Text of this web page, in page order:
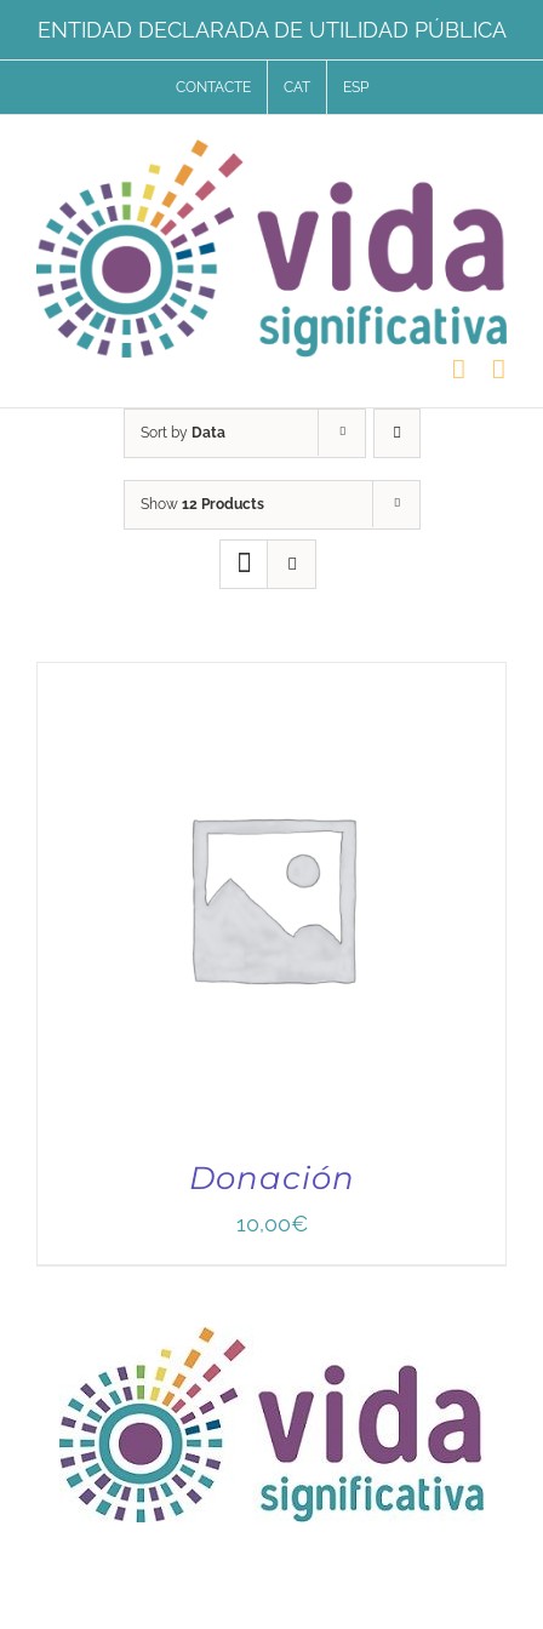
Skip
to
ENTIDAD DECLARADA DE UTILIDAD PÚBLICA
CONTACTE CAT ESP
Sort by Data
Show 12 Products
Donación
10,00€